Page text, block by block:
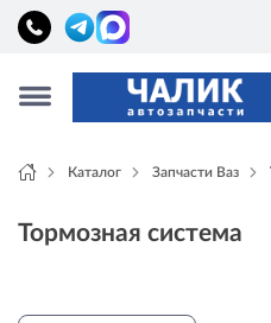
Каталог Запчасти Ваз
Тормозная система